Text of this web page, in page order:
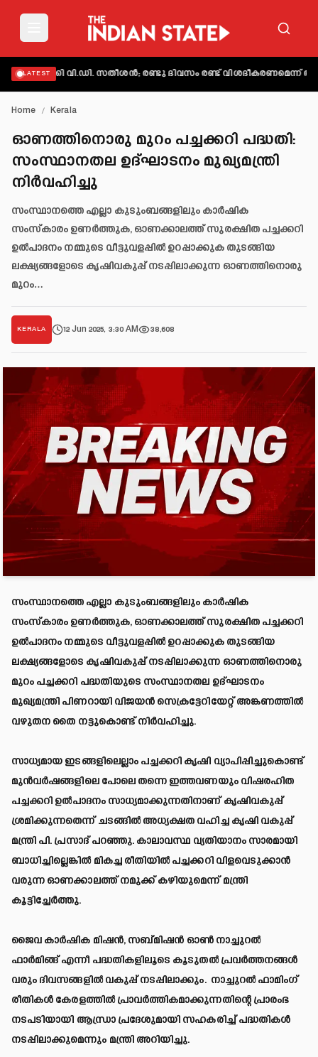
LATESTവി.ഡി. സതീശൻ; രണ്ടു ദിവസം രണ്ട് വിശദീകരണമെന്ന്
Home / Kerala
ഓണത്തിനൊരു മുറം പച്ചക്കറി പദ്ധതി:
സംസ്ഥാനതല ഉദ്ഘാടനം മുഖ്യമന്ത്രി
നിർവഹിച്ചു
സംസ്ഥാനത്തെ എല്ലാ കുടുംബങ്ങളിലും കാർഷിക
സംസ്‌കാരം ഉണർത്തുക, ഓണക്കാലത്ത് സുരക്ഷിത പച്ചക്കറി
ഉൽപാദനം നമ്മുടെ വീട്ടുവളപ്പിൽ ഉറപ്പാക്കുക തുടങ്ങിയ
ലക്ഷ്യങ്ങളോടെ കൃഷിവകുപ്പ് നടപ്പിലാക്കുന്ന ഓണത്തിനൊരു
മുറം…
KERALA 12 Jun 2025, 3:30 AM 38,608
സംസ്ഥാനത്തെ എല്ലാ കുടുംബങ്ങളിലും കാർഷിക
സംസ്‌കാരം ഉണർത്തുക, ഓണക്കാലത്ത് സുരക്ഷിത പച്ചക്കറി
ഉൽപാദനം നമ്മുടെ വീട്ടുവളപ്പിൽ ഉറപ്പാക്കുക തുടങ്ങിയ
ലക്ഷ്യങ്ങളോടെ കൃഷിവകുപ്പ് നടപ്പിലാക്കുന്ന ഓണത്തിനൊരു
മുറം പച്ചക്കറി പദ്ധതിയുടെ സംസ്ഥാനതല ഉദ്ഘാടനം
മുഖ്യമന്ത്രി പിണറായി വിജയൻ സെക്രട്ടേറിയേറ്റ് അങ്കണത്തിൽ
വഴുതന തൈ നട്ടുകൊണ്ട് നിർവഹിച്ചു.
സാധ്യമായ ഇടങ്ങളിലെല്ലാം പച്ചക്കറി കൃഷി വ്യാപിപ്പിച്ചുകൊണ്ട്
മുൻവർഷങ്ങളിലെ പോലെ തന്നെ ഇത്തവണയും വിഷരഹിത
പച്ചക്കറി ഉൽപാദനം സാധ്യമാക്കുന്നതിനാണ് കൃഷിവകുപ്പ്
ശ്രമിക്കുന്നതെന്ന് ചടങ്ങിൽ അധ്യക്ഷത വഹിച്ച കൃഷി വകുപ്പ്
മന്ത്രി പി. പ്രസാദ് പറഞ്ഞു. കാലാവസ്ഥ വ്യതിയാനം സാരമായി
ബാധിച്ചില്ലെങ്കിൽ മികച്ച രീതിയിൽ പച്ചക്കറി വിളവെടുക്കാൻ
വരുന്ന ഓണക്കാലത്ത് നമുക്ക് കഴിയുമെന്ന് മന്ത്രി
കൂട്ടിച്ചേർത്തു.
ജൈവ കാർഷിക മിഷൻ, സബ്മിഷൻ ഓൺ നാച്ചുറൽ
ഫാർമിങ്ങ് എന്നീ പദ്ധതികളിലൂടെ കൂടുതൽ പ്രവർത്തനങ്ങൾ
വരും ദിവസങ്ങളിൽ വകുപ്പ് നടപ്പിലാക്കും. നാച്ചുറൽ ഫാമിംഗ്
രീതികൾ കേരളത്തിൽ പ്രാവർത്തികമാക്കുന്നതിന്റെ പ്രാരംഭ
നടപടിയായി ആന്ധ്രാ പ്രദേശുമായി സഹകരിച്ച് പദ്ധതികൾ
നടപ്പിലാക്കുമെന്നും മന്ത്രി അറിയിച്ചു.